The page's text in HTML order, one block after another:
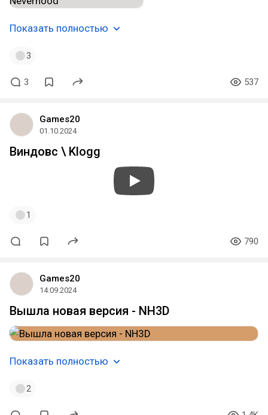
Показать полностью
3
3 537
Games20
01.10.2024
Виндовс \ Klogg
1
790
Games20
14.09.2024
Вышла новая версия - NH3D
Показать полностью
2